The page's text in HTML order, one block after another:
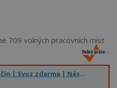
709 volných pracovních míst
Operátor ve výrobě | Nový Jičín | Svoz zdarma | Nástup ihned